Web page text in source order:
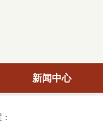
新闻中心